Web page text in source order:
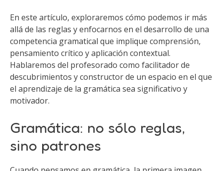
En este artículo, exploraremos cómo podemos ir más
allá de las reglas y enfocarnos en el desarrollo de una
competencia gramatical que implique comprensión,
pensamiento crítico y aplicación contextual.
Hablaremos del profesorado como facilitador de
descubrimientos y constructor de un espacio en el que
el aprendizaje de la gramática sea significativo y
motivador.
Gramática: no sólo reglas,
sino patrones